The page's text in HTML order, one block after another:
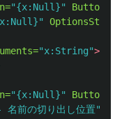
"{x:Null}" Buttons=
"x:String">
"{x:Null}" Buttons=
前の切り出し位置"